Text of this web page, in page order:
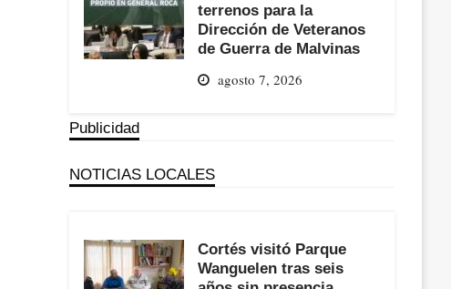
terrenos para la
Dirección de Veteranos
de Guerra de Malvinas
agosto 7, 2026
Publicidad
NOTICIAS LOCALES
Cortés visitó Parque
Wanguelen tras seis